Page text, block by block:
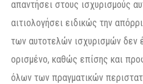
απαντήσει στους ισχυρισμούς
αιτιολογήσει ειδικώς την
των αυτοτελών ισχυρισμών δεν
ορισμένο, καθώς επίσης και
όλων των πραγματικών